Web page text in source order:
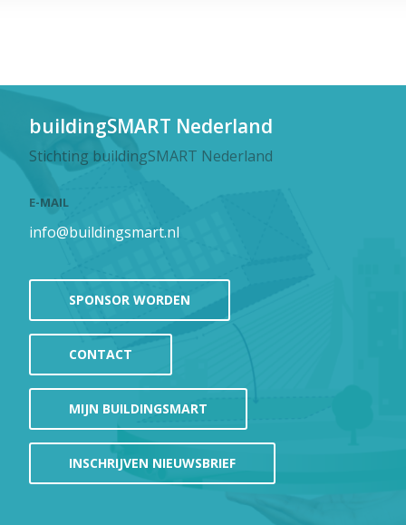
buildingSMART Nederland
Stichting buildingSMART Nederland
E-MAIL
info@buildingsmart.nl
SPONSOR WORDEN
CONTACT
MIJN BUILDINGSMART
INSCHRIJVEN NIEUWSBRIEF